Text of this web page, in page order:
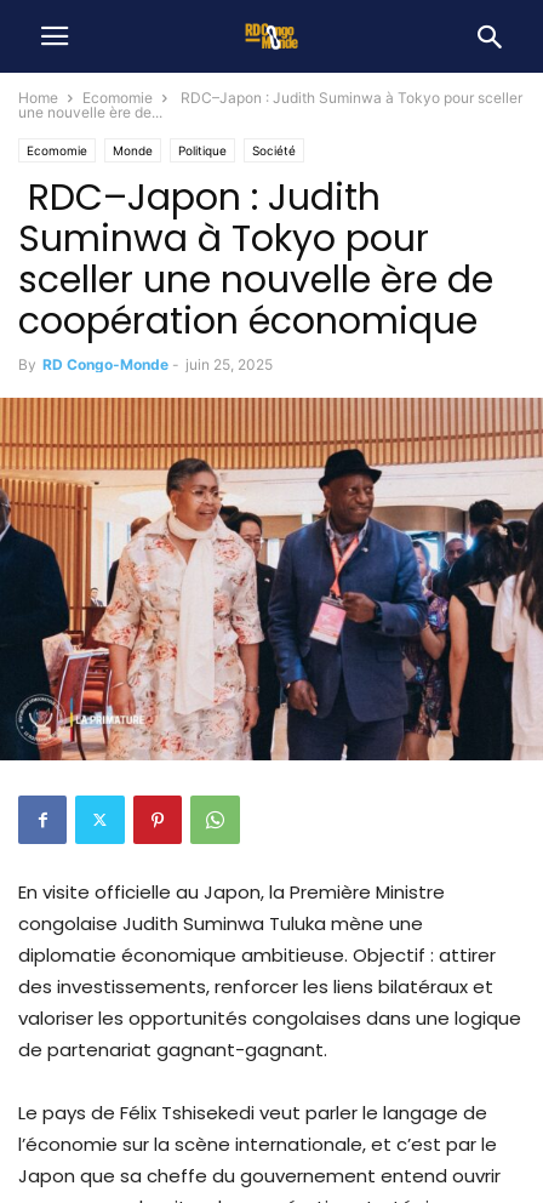
Home Ecomomie
RDC–Japon : Judith Suminwa à Tokyo pour sceller
une nouvelle ère de...
Ecomomie Monde Politique Société
RDC–Japon : Judith
Suminwa à Tokyo pour
sceller une nouvelle ère de
coopération économique
By RD Congo-Monde - juin 25, 2025
En visite officielle au Japon, la Première Ministre
congolaise Judith Suminwa Tuluka mène une
diplomatie économique ambitieuse. Objectif : attirer
des investissements, renforcer les liens bilatéraux et
valoriser les opportunités congolaises dans une logique
de partenariat gagnant-gagnant.
Le pays de Félix Tshisekedi veut parler le langage de
l’économie sur la scène internationale, et c’est par le
Japon que sa cheffe du gouvernement entend ouvrir